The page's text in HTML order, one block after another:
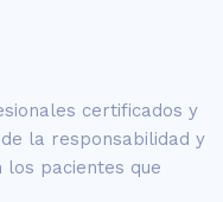
certificados y
la responsabilidad y
los pacientes que